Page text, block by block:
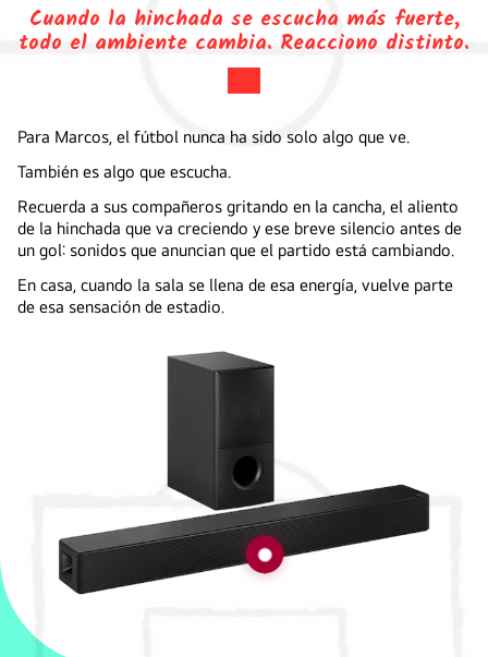
Cuando la hinchada se escucha más fuerte,
todo el ambiente cambia. Reacciono distinto.
Para Marcos, el fútbol nunca ha sido solo algo que ve.
También es algo que escucha.
Recuerda a sus compañeros gritando en la cancha, el aliento
de la hinchada que va creciendo y ese breve silencio antes de
un gol: sonidos que anuncian que el partido está cambiando.
En casa, cuando la sala se llena de esa energía, vuelve parte
de esa sensación de estadio.
LG
Soundbar